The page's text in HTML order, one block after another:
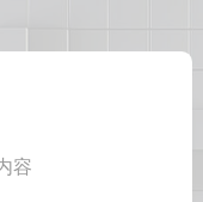
排行榜
容